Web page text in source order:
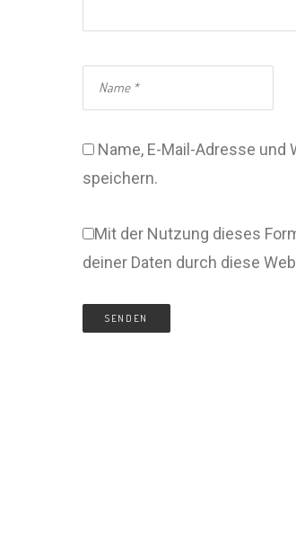
Name, E-Mail-Adresse
speichern.
Mit der Nutzung dieses
deiner Daten durch diese